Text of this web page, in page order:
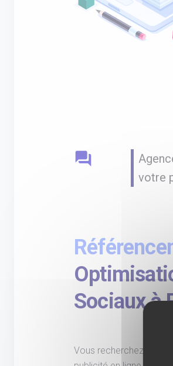
question_answer
votre
Sociaux à
Vous recherchez une